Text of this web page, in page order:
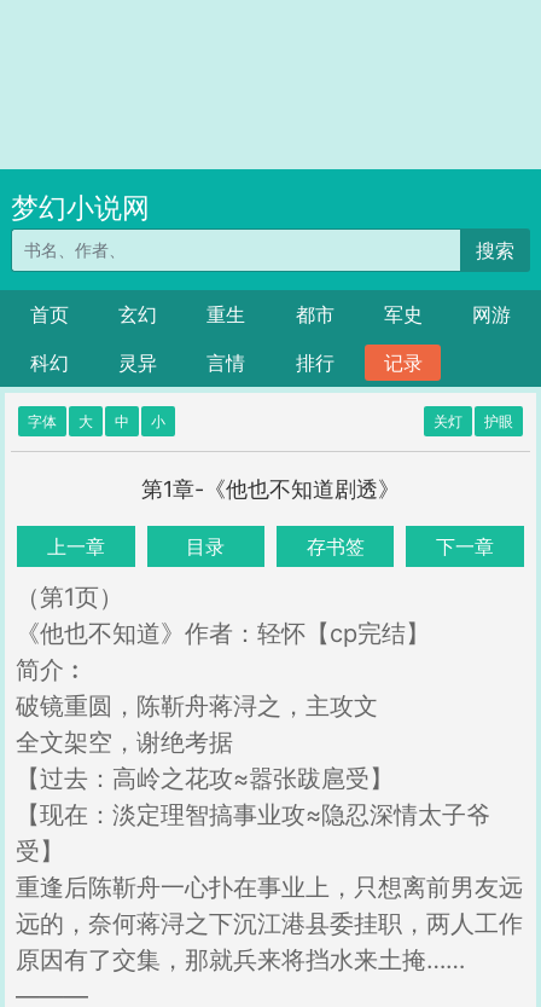
梦幻小说网
搜索
首页 玄幻 重生 都市 军史
网游
科幻
灵异 言情 排行 记录
字体 大 中 小 关灯 护眼
第1章-《他也不知道剧透》
上一章 目录 存书签 下一章
（第1页）
《他也不知道》作者：轻怀【cp完结】
简介︰
破镜重圆，陈靳舟蒋浔之，主攻文
全文架空，谢绝考据
【过去：高岭之花攻≈嚣张跋扈受】
【现在：淡定理智搞事业攻≈隐忍深情太子爷
受】
重逢后陈靳舟一心扑在事业上，只想离前男友远
远的，奈何蒋浔之下沉江港县委挂职，两人工作
原因有了交集，那就兵来将挡水来土掩……
———